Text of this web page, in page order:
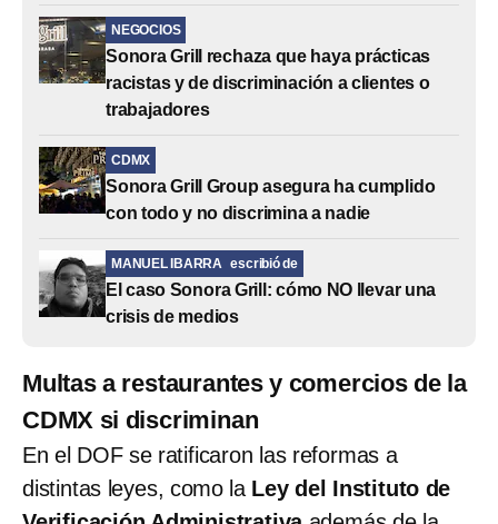
NEGOCIOS
Sonora Grill rechaza que haya prácticas
racistas y de discriminación a clientes o
trabajadores
CDMX
Sonora Grill Group asegura ha cumplido
con todo y no discrimina a nadie
MANUEL IBARRA escribió de
El caso Sonora Grill: cómo NO llevar una
crisis de medios
Multas a restaurantes y comercios de la
CDMX si discriminan
En el DOF se ratificaron las reformas a
distintas leyes, como la Ley del Instituto de